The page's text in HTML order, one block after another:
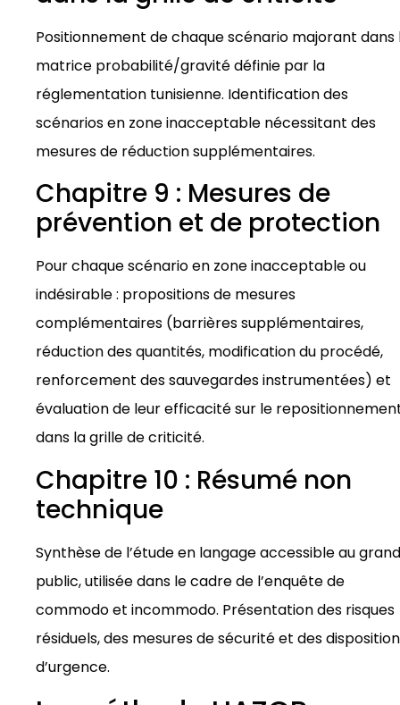
Positionnement de chaque scénario majorant dans
matrice probabilité/gravité définie par la
réglementation tunisienne. Identification des
scénarios en zone inacceptable nécessitant des
mesures de réduction supplémentaires.
Chapitre 9 : Mesures de
prévention et de protection
Pour chaque scénario en zone inacceptable ou
indésirable : propositions de mesures
complémentaires (barrières supplémentaires,
réduction des quantités, modification du procédé,
renforcement des sauvegardes instrumentées) et
évaluation de leur efficacité sur le
dans la grille de criticité.
Chapitre 10 : Résumé non
technique
Synthèse de l’étude en langage accessible au grand
public, utilisée dans le cadre de l’enquête de
commodo et incommodo. Présentation des risques
résiduels, des mesures de sécurité et des
d’urgence.